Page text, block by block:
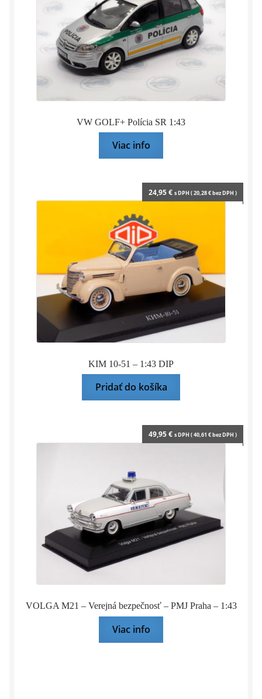
HACHETTE
VW GOLF+ Polícia SR 1:43
Viac info
KIM 10-51 – 1:43 DIP
24,95€ s DPH (20,28€bez DPH )
Pridať do košíka
VOLGA M21 – Verejná bezpečnosť – PMJ Praha – 1:43
49,95€ s DPH (40,61 €bez DPH )
Viac info